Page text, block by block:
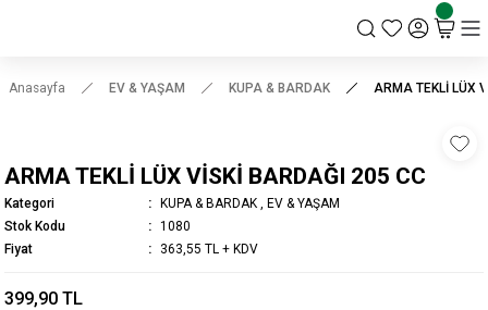
Anasayfa EV & YAŞAM KUPA & BARDAK ARMA TEKLİ LÜX
ARMA TEKLİ LÜX VİSKİ BARDAĞI 205 CC
Kategori KUPA & BARDAK
EV & YAŞAM
Stok Kodu
1080
Fiyat
363,55 TL + KDV
399,90 TL